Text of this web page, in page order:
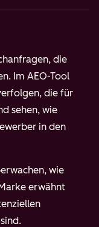
die
Im AEO-Tool
die für
sehen, wie
in den
wie
erwähnt